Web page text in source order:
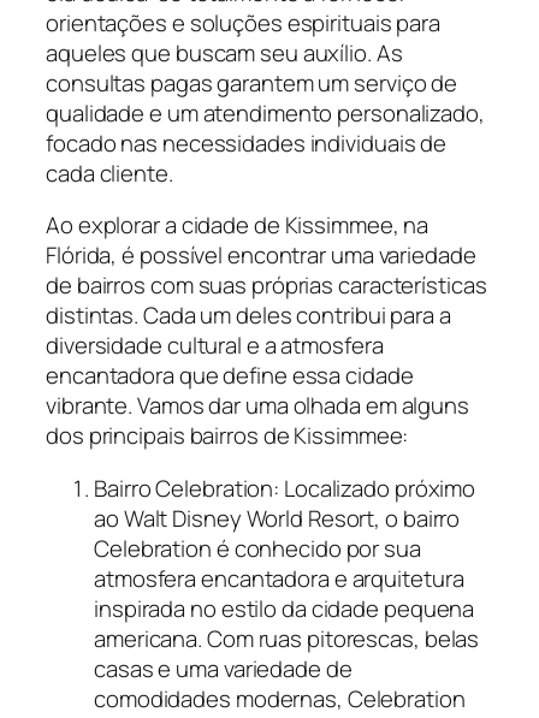
orientações e soluções espirituais para
aqueles que buscam seu auxílio. As
consultas pagas garantem um serviço de
qualidade e um atendimento personalizado,
focado nas necessidades individuais de
cada cliente.
Ao explorar a cidade de Kissimmee, na
Flórida, é possível encontrar uma variedade
de bairros com suas próprias características
distintas. Cada um deles contribui para a
diversidade cultural e a atmosfera
encantadora que define essa cidade
vibrante. Vamos dar uma olhada em alguns
dos principais bairros de Kissimmee:
Bairro Celebration: Localizado próximo
ao Walt Disney World Resort, o bairro
Celebration é conhecido por sua
atmosfera encantadora e arquitetura
inspirada no estilo da cidade pequena
americana. Com ruas pitorescas, belas
casas e uma variedade de
comodidades modernas, Celebration